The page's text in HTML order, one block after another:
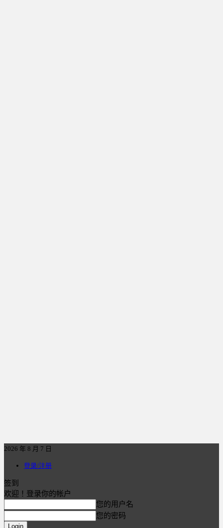
2026 年 8 月 7 日
登录/注册
签到
欢迎！登录你的帐户
您的用户名
您的密码